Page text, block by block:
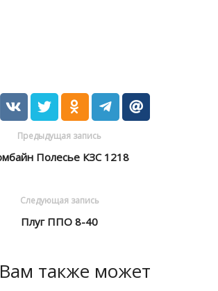
Предыдущая запись
Полесье КЗС 1218
Следующая запись
Плуг ППО 8-40
также может